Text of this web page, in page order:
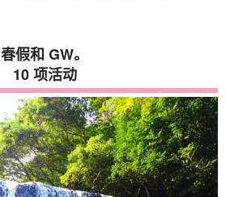
春假和 GW。
10 项活动